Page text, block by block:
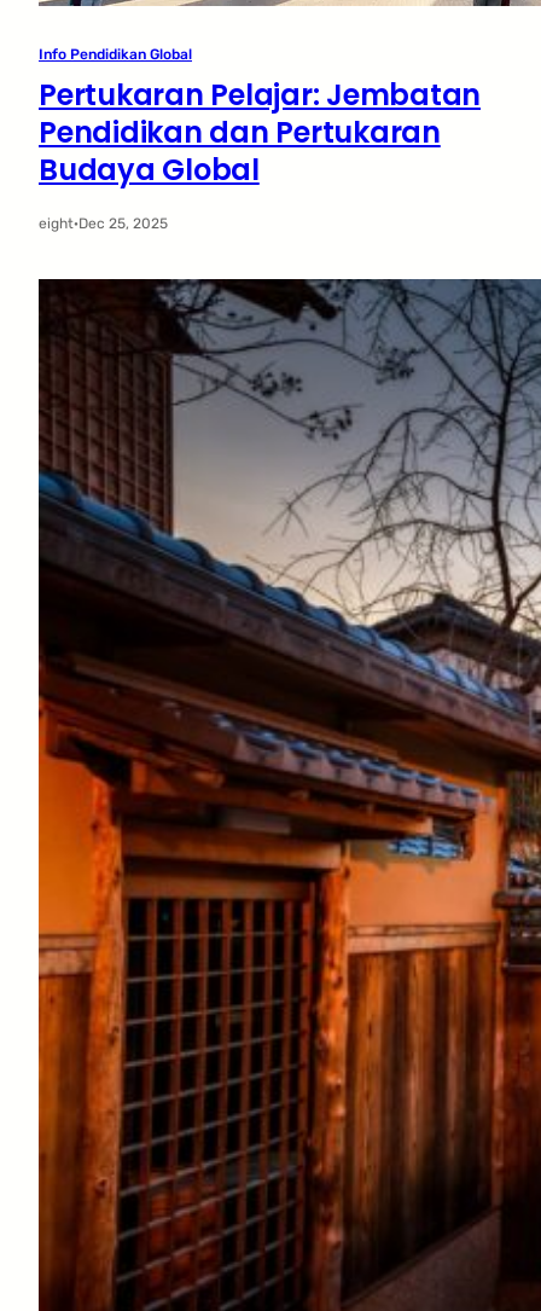
Info Pendidikan Global
Pertukaran Pelajar: Jembatan
Pendidikan dan Pertukaran
Budaya Global
eight·Dec 25, 2025